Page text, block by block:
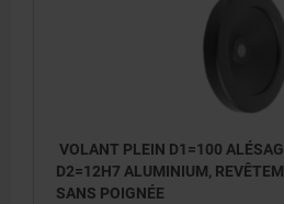
VOLANT PLEIN D1=100
D2=12H7 ALUMINIUM,
SANS POIGNÉE